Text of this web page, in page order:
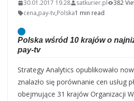
30.01.2017 19.28 satkurier.pl 382
cena,pay-tv,Polska1 min read
Polska wśród 10 krajów o
pay-tv
Strategy Analytics opublikowało
znalazło się porównanie cen usług
obejmujące 31 krajów Organizacji